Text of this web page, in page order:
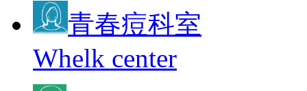
青春痘科室
Whelk center